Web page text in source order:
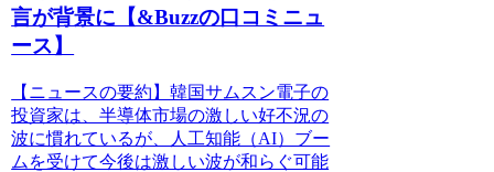
言が背景に【&Buzzの口コミニュ
ース】
【ニュースの要約】韓国サムスン電子の
投資家は、半導体市場の激しい好不況の
波に慣れているが、人工知能（AI）ブー
ムを受けて今後は激しい波が和らぐ可能